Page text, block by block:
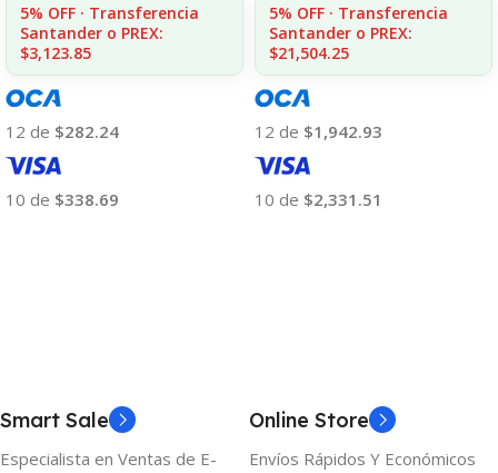
5% OFF · Transferencia
Santander o PREX:
$3,123.85
12 de $282.24
10 de $338.69
5% OFF · Transferencia
Santander o PREX:
$21,504.25
12 de $1,942.93
10 de $2,331.51
Smart Sale
Especialista en Ventas de E-
Online Store
Envíos Rápidos Y Económicos